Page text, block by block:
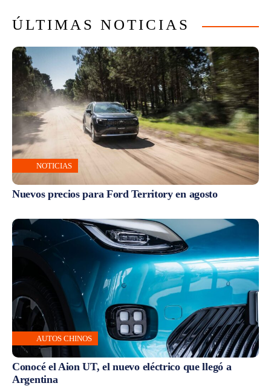
ÚLTIMAS NOTICIAS
NOTICIAS
Nuevos precios para Ford Territory en agosto
AUTOS CHINOS
Conocé el Aion UT, el nuevo eléctrico que llegó a
Argentina